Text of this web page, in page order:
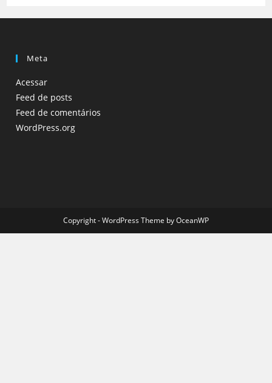
Meta
Acessar
Feed de posts
Feed de comentários
WordPress.org
Copyright - WordPress Theme by OceanWP